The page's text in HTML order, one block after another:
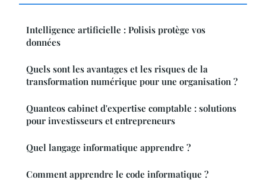
Intelligence artificielle : Polisis protège vos
données
Quels sont les avantages et les risques de la
transformation numérique pour une organisation ?
Quanteos cabinet d'expertise comptable : solutions
pour investisseurs et entrepreneurs
Quel langage informatique apprendre ?
Comment apprendre le code informatique ?